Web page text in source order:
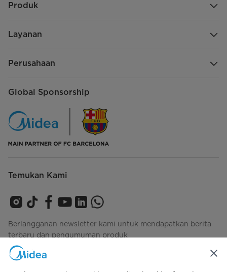
Produk
Layanan
Perusahaan
Global Sponsorship
Temukan Kami
Berlangganan newsletter kami untuk mendapatkan berita
terbaru dan pengumuman produk